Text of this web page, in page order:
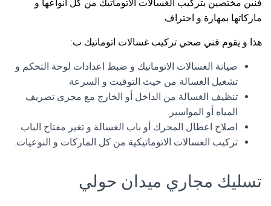
فنين مختصين بتركيب الغسالات الاتوماتيك من كل انواعها و
ماركاتها بمهارة و احتراف.
هذا و يقوم فني صحي تركيب غسالات اتوماتيك ب:
صيانة الغسالات الاتوماتيك و ضبط اعدادات لوحة التحكم و
تشغيل الغسالة من حيث التوقيت و السرعة.
تنظيف الغسالة من الداخل أو الخارج مع مجرى تصريف
المياه أو المواسير.
اصلاح اعطال المحرك أو باب الغسالة و تغير مفتاح الباب.
تركيب الغسالات الاتوماتيكية من كل الماركات و النوعيات.
تسليك مجاري ميدان حولي